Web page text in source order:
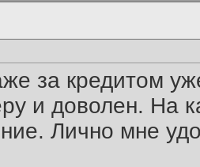
за кредитом
и доволен. На
Лично мне